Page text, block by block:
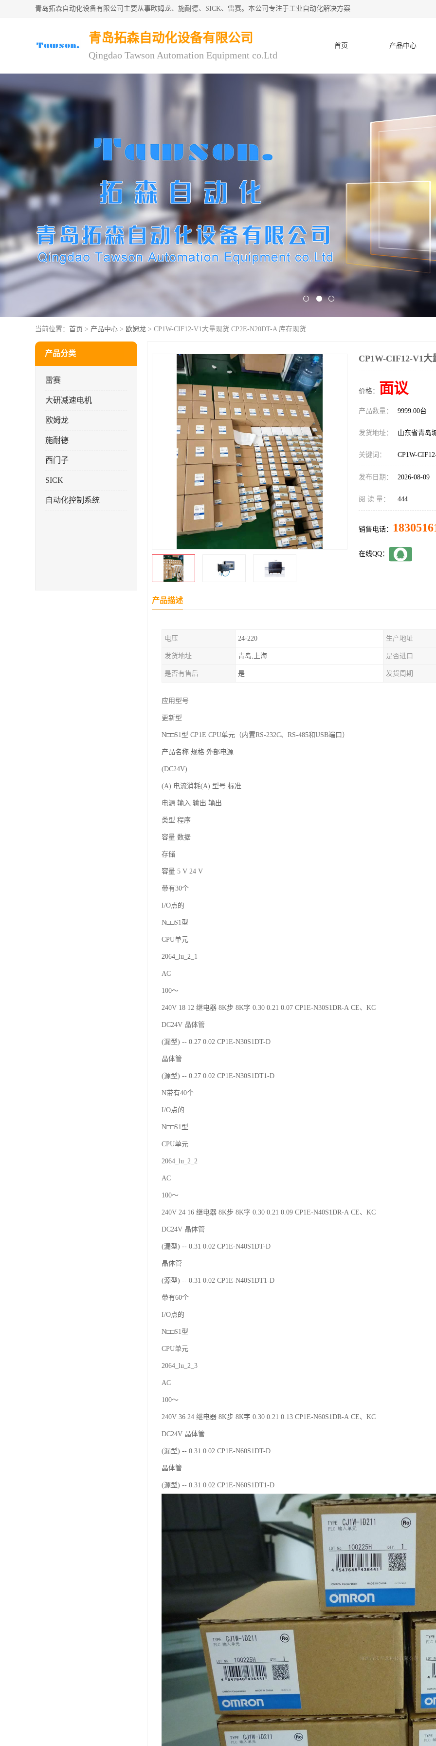
青岛拓森自动化设备有限公司主要从事欧姆龙、施耐德、SICK、雷赛。本公司专注于工业自动化解决方案
青岛拓森自动化设备有限公司
Qingdao Tawson Automation Equipment co.Ltd
首页 产品中心
当前位置： 首页 > 产品中心 > 欧姆龙 > CP1W-CIF12-V1大量现货 CP2E-N20DT-A 库存现货
产品分类
雷赛
大研减速电机
欧姆龙
施耐德
西门子
SICK
自动化控制系统
CP1W-CIF12-V1大
价格： 面议
产品数量： 9999.00台
发货地址： 山东省青岛
关键词： CP1W-
发布日期： 2026-08-09
阅 读 量： 444
销售电话：
在线QQ：
产品描述
电压 24-220 生产地址
发货地址 青岛,上海 是否进口
是否有售后 是 发货周期
应用型号
更新型
N□□S1型 CP1E CPU单元（内置RS-232C、RS-485和USB端口）
产品名称 规格 外部电源
(DC24V)
(A) 电流消耗(A) 型号 标准
电源 输入 输出 输出
类型 程序
容量 数据
存储
容量 5 V 24 V
带有30个
I/O点的
N□□S1型
CPU单元
2064_lu_2_1
AC
100～
240V 18 12 继电器 8K步 8K字 0.30 0.21 0.07 CP1E-N30S1DR-A CE、KC
DC24V 晶体管
(漏型) -- 0.27 0.02 CP1E-N30S1DT-D
晶体管
(源型) -- 0.27 0.02 CP1E-N30S1DT1-D
N带有40个
I/O点的
N□□S1型
CPU单元
2064_lu_2_2
AC
100～
240V 24 16 继电器 8K步 8K字 0.30 0.21 0.09 CP1E-N40S1DR-A CE、KC
DC24V 晶体管
(漏型) -- 0.31 0.02 CP1E-N40S1DT-D
晶体管
(源型) -- 0.31 0.02 CP1E-N40S1DT1-D
带有60个
I/O点的
N□□S1型
CPU单元
2064_lu_2_3
AC
100～
240V 36 24 继电器 8K步 8K字 0.30 0.21 0.13 CP1E-N60S1DR-A CE、KC
DC24V 晶体管
(漏型) -- 0.31 0.02 CP1E-N60S1DT-D
晶体管
(源型) -- 0.31 0.02 CP1E-N60S1DT1-D